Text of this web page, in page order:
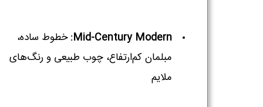
Mid-Century Modern: خطوط ساده،
مبلمان کم‌ارتفاع، چوب طبیعی و رنگ‌های
ملایم